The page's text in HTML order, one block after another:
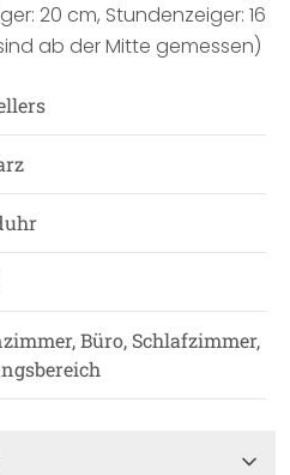
20 cm, Stundenzeiger: 16
ab der Mitte gemessen)
Büro, Schlafzimmer,